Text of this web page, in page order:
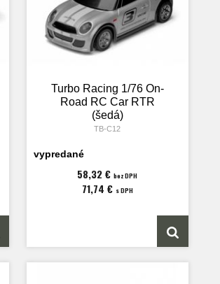
Turbo Racing 1/76 On-
Road RC Car RTR
(šedá)
TB-C12
vypredané
58,32 €bez DPH
71,74 € s DPH